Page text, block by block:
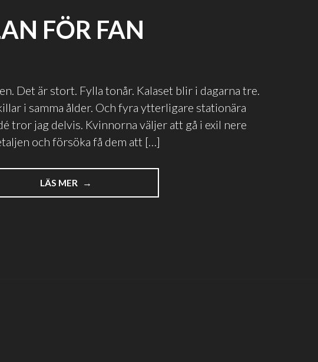
FÖR FAN
Det är stort. Fylla tonår. Kalaset blir i dagarna tre.
i samma ålder. Och fyra ytterligare stationära
tror jag delvis. Kvinnorna väljer att gå i exil nere
och försöka få dem att […]
LÄS MER
"LAN
FÖR